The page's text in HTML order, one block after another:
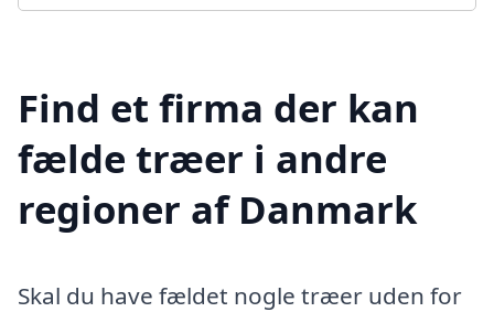
Find et firma der kan
fælde træer i andre
regioner af Danmark
Skal du have fældet nogle træer uden for